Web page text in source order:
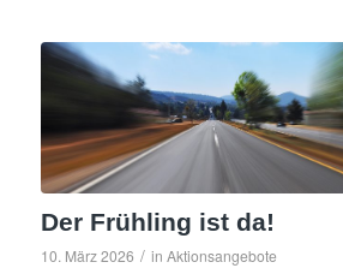
Der Frühling ist da!
10. März 2026 / in Aktionsangebote